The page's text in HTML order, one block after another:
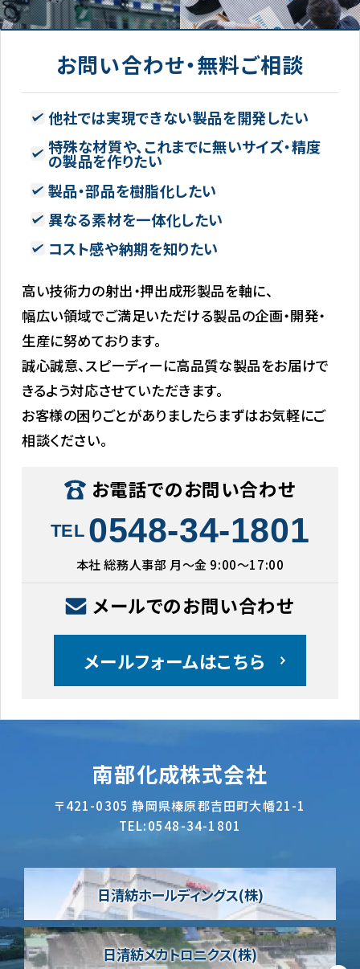
お問い合わせ・無料ご相談
他社では実現できない製品を開発したい
特殊な材質や、これまでに無いサイズ・精度
の製品を作りたい
製品・部品を樹脂化したい
異なる素材を一体化したい
コスト感や納期を知りたい
高い技術力の射出・押出成形製品を軸に、
幅広い領域でご満足いただける製品の企画・開発・
生産に努めております。
誠心誠意、スピーディーに高品質な製品をお届けで
きるよう対応させていただきます。
お客様の困りごとがありましたらまずはお気軽にご
相談ください。
お電話でのお問い合わせ
TEL 0548-34-1801
本社 総務人事部 月〜金 9:00〜17:00
メールでのお問い合わせ
メールフォームはこちら
日清紡ホールディングス(株)
日清紡メカトロニクス(株)
南部化成株式会社
〒421-0305 静岡県榛原郡吉田町大幡21-1
TEL:0548-34-1801